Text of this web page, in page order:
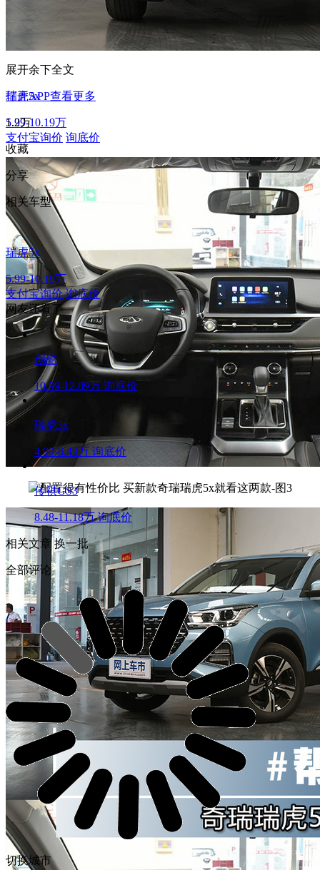
瑞虎5x
5.99-10.19万
支付宝询价 询底价
展开余下全文
打开APP查看更多
1.2万
收藏
分享
相关车型
瑞虎5x
5.99-10.19万
支付宝询价 询底价
网友还看了
创酷
10.99-12.89万 询底价
瑞虎3x
4.99-8.49万 询底价
传祺GS3
8.48-11.18万 询底价
相关文章换一批
全部评论
切换城市